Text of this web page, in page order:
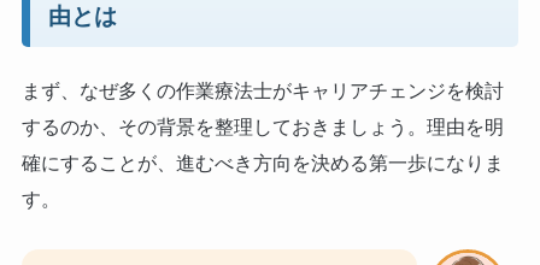
由とは
まず、なぜ多くの作業療法士がキャリアチェンジを検討
するのか、その背景を整理しておきましょう。理由を明
確にすることが、進むべき方向を決める第一歩になりま
す。